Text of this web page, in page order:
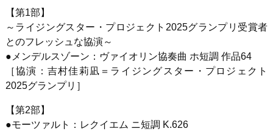
【第1部】
～ライジングスター・プロジェクト 2025グランプリ受賞者
とのフレッシュな協演～
● メンデルスゾーン：ヴァイオリン協奏曲 ホ短調 作品64
［協演：吉村佳莉凪＝ライジングスター・プロジェクト
2025グランプリ］
【第2部】
●モーツァルト：レクイエム ニ短調 K.626